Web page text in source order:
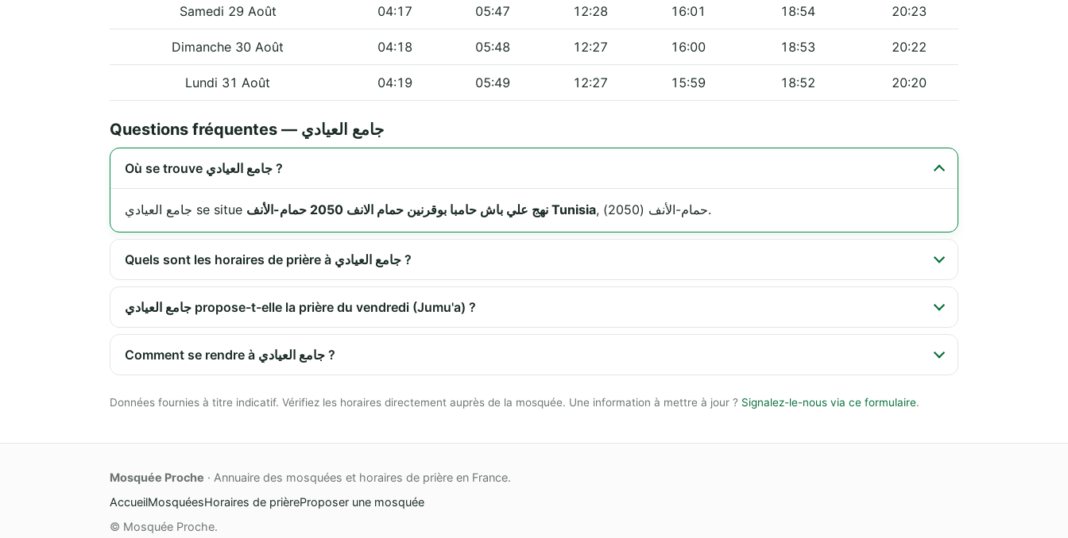
Samedi 29 Août 04:17 05:47 12:28 16:01 18:54 20:23
Dimanche 30 Août 04:18 05:48 12:27 16:00 18:53 20:22
Lundi 31 Août 04:19 05:49 12:27 15:59 18:52 20:20
Questions fréquentes — جامع العيادي
Où se trouve جامع العيادي ?
جامع العيادي se situe نهج علي باش حامبا بوقرنين حمام الانف 2050 حمام-الأنف Tunisia , حمام-الأنف (2050).
Quels sont les horaires de prière à جامع العيادي ?
جامع العيادي propose-t-elle la prière du vendredi (Jumu'a) ?
Comment se rendre à جامع العيادي ?
Données fournies à titre indicatif. Vérifiez les horaires directement auprès de la mosquée. Une information à mettre à jour ? Signalez-le-nous via ce formulaire.
Mosquée Proche · Annuaire des mosquées et horaires de prière en France.
AccueilMosquéesHoraires de prièreProposer une mosquée
© Mosquée Proche.